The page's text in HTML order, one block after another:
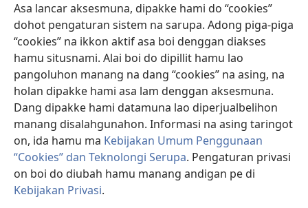
Asa lancar aksesmuna, dipakke hami do “cookies”
dohot pengaturan sistem na sarupa. Adong piga-piga
“cookies” na ikkon aktif asa boi denggan diakses
hamu situsnami. Alai boi do dipillit hamu lao
pangoluhon manang na dang “cookies” na asing, na
holan dipakke hami asa lam denggan aksesmuna.
Dang dipakke hami datamuna lao diperjualbelihon
manang disalahgunahon. Informasi na asing taringot
on, ida hamu ma Kebijakan Umum Penggunaan
“Cookies” dan Teknolongi Serupa. Pengaturan privasi
on boi do diubah hamu manang andigan pe di
Kebijakan Privasi.
(opens
new
PERPUSTAKAAN ONLINE Joujou Paboahon™
(opens
new
window)JW Hub
(opens
new
window)JW Library ®
Copyright© 2026 Watch Tower Bible and Tract Society of Pennsylvania.
ATURAN LAO MAMAKKE